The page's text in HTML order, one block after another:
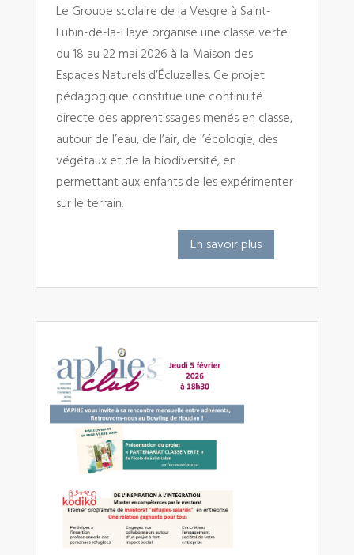
Le Groupe scolaire de la Vesgre à Saint-
Lubin-de-la-Haye organise une classe verte
du 18 au 22 mai 2026 à la Maison des
Espaces Naturels d’Écluzelles. Ce projet
pédagogique constitue une continuité
directe des apprentissages menés en classe,
autour de l’eau, de l’air, de l’écologie, des
végétaux et de la biodiversité, en
permettant aux enfants de les expérimenter
sur le terrain.
En savoir plus